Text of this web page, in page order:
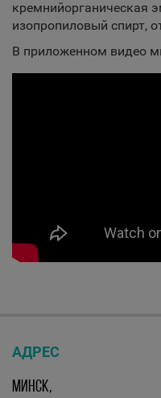
кремнийорганическая
изопропиловый спирт,
В приложенном видео
АДРЕС
МИНСК,